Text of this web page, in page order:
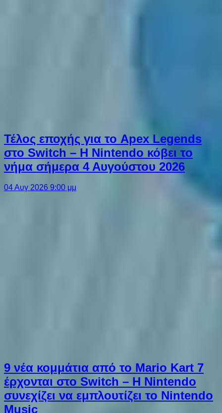
Τέλος εποχής για το Apex Legends
στο Switch – Η Nintendo κόβει το
νήμα σήμερα 4 Αυγούστου 2026
04 Αυγ 2026 9:00 μμ
9 νέα κομμάτια από το Mario Kart 7
έρχονται στο Switch – Η Nintendo
συνεχίζει να εμπλουτίζει το Nintendo
Music